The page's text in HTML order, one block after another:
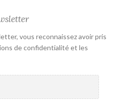
vous reconnaissez avoir pris
de confidentialité et les